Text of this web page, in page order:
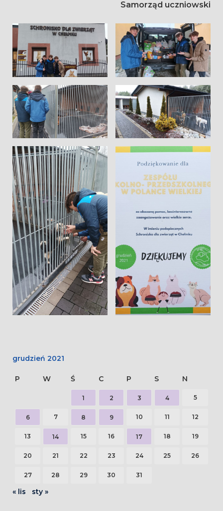
Samorząd uczniowski
grudzień 2021
P W Ś C P S N
1 2 3 4 5
6 7 8 9 10 11 12
13 14 15 16 17 18 19
20 21 22 23 24 25 26
27 28 29 30 31
« lis sty »